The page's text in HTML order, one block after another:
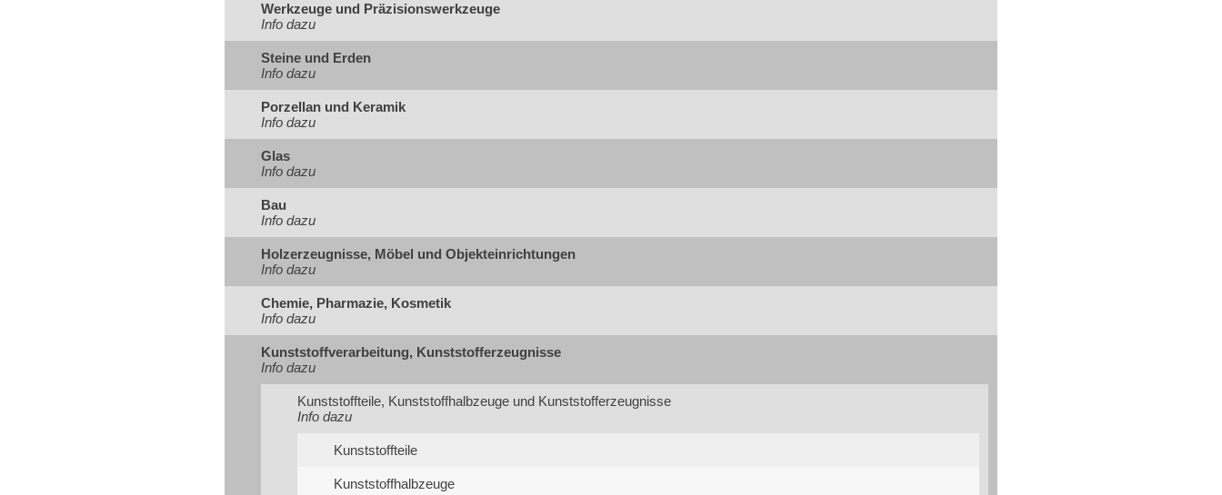
Werkzeuge und Präzisionswerkzeuge
Info dazu
Steine und Erden
Info dazu
Porzellan und Keramik
Info dazu
Glas
Info dazu
Bau
Info dazu
Holzerzeugnisse, Möbel und Objekteinrichtungen
Info dazu
Chemie, Pharmazie, Kosmetik
Info dazu
Kunststoffverarbeitung, Kunststofferzeugnisse
Info dazu
Kunststoffteile, Kunststoffhalbzeuge und Kunststofferzeugnisse
Info dazu
Kunststoffteile
Kunststoffhalbzeuge